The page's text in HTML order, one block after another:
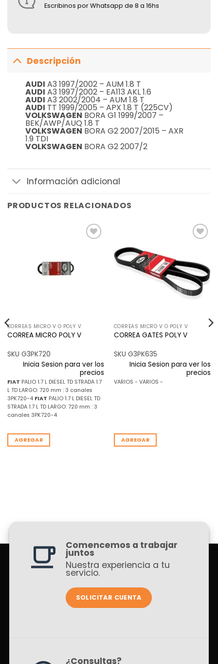
Escribinos por Whatsapp de 8 a 16hs
Descripción
AUDI A3 1997/2002 – AUM 1.8 T
AUDI A3 1997/2002 – EA113 AKL 1.6
AUDI A3 2002/2004 – AUM 1.8 T
AUDI TT 1999/2005 – APX 1.8 T (225CV)
VOLKSWAGEN BORA G1 1999/2007 –
BEK/AWP/AUQ 1.8 T
VOLKSWAGEN BORA G2 2007/2015 – AXR
1.9 TDI
VOLKSWAGEN BORA G2 2007/2
Información adicional
PRODUCTOS RELACIONADOS
CORREAS MICRO V O POLY V
CORREA MICRO POLY V
SKU G3PK720
Inicia Sesion para ver los
precios
FIAT PALIO 1.7 L DIESEL TD STRADA 1.7
L TD LARGO: 720 mm : 3 canales
3PK720-4 FIAT PALIO 1.7 L DIESEL TD
STRADA 1.7 L TD LARGO: 720 mm : 3
canales 3PK720-4
AGREGAR
lista de
deseos
CORREAS MICRO V O POLY V
CORREA GATES POLY V
SKU G3PK635
Inicia Sesion para ver los
precios
VARIOS - VARIOS -
AGREGAR
Comencemos a trabajar
juntos
Nuestra experiencia a tu
servicio.
SOLICITAR CUENTA
¿Consultas?